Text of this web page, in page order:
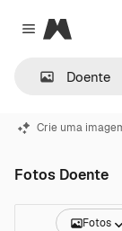
Close menu
Magnific
Crie uma
Fotos Doente
Fotos